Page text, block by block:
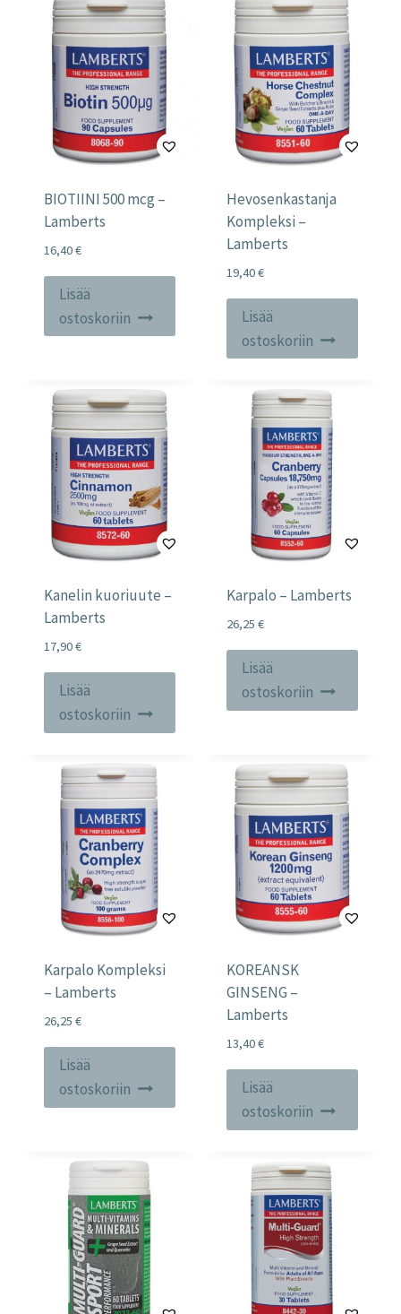
BIOTIINI 500 mcg –
Lamberts
16,40€
Lisää
ostoskoriin
Hevosenkastanja
Kompleksi –
Lamberts
19,40€
Lisää
ostoskoriin
Kanelin kuoriuute –
Lamberts
17,90€
Lisää
ostoskoriin
Karpalo – Lamberts
26,25 €
Lisää
ostoskoriin
Karpalo Kompleksi
– Lamberts
26,25 €
Lisää
ostoskoriin
KOREANSK
GINSENG –
Lamberts
13,40€
Lisää
ostoskoriin